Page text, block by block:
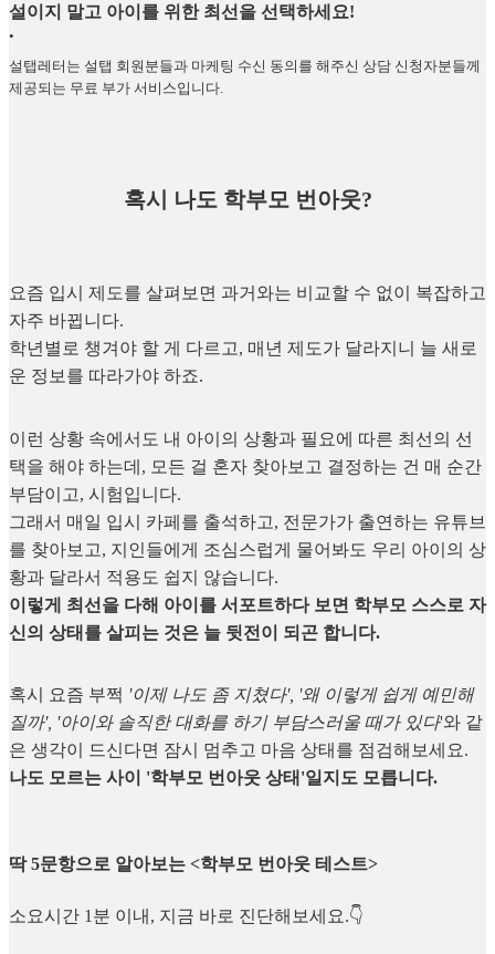
설이지 말고 아이를 위한 최선을 선택하세요!
•
설탭레터는 설탭 회원분들과 마케팅 수신 동의를 해주신 상담 신청자분들께
제공되는 무료 부가 서비스입니다.
혹시 나도 학부모 번아웃?
요즘 입시 제도를 살펴보면 과거와는 비교할 수 없이 복잡하고
자주 바뀝니다.
학년별로 챙겨야 할 게 다르고, 매년 제도가 달라지니 늘 새로
운 정보를 따라가야 하죠.
이런 상황 속에서도 내 아이의 상황과 필요에 따른 최선의 선
택을 해야 하는데, 모든 걸 혼자 찾아보고 결정하는 건 매 순간
부담이고, 시험입니다.
그래서 매일 입시 카페를 출석하고, 전문가가 출연하는 유튜브
를 찾아보고, 지인들에게 조심스럽게 물어봐도 우리 아이의 상
황과 달라서 적용도 쉽지 않습니다.
이렇게 최선을 다해 아이를 서포트하다 보면 학부모 스스로 자
신의 상태를 살피는 것은 늘 뒷전이 되곤 합니다.
혹시 요즘 부쩍 '이제 나도 좀 지쳤다', '왜 이렇게 쉽게 예민해
질까', '아이와 솔직한 대화를 하기 부담스러울 때가 있다'와 같
은 생각이 드신다면 잠시 멈추고 마음 상태를 점검해보세요.
나도 모르는 사이 '학부모 번아웃 상태'일지도 모릅니다.
딱 5문항으로 알아보는 <학부모 번아웃 테스트>
소요시간 1분 이내, 지금 바로 진단해보세요.👇